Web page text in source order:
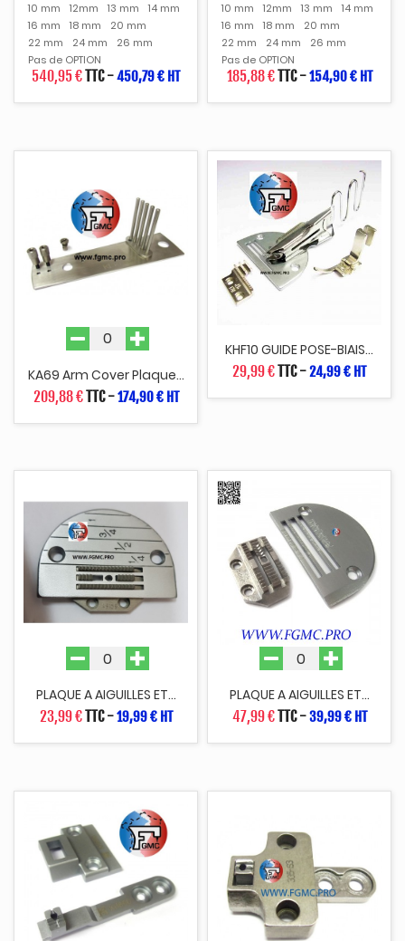
10 mm 12mm 13 mm
14 mm
16 mm
18 mm
20 mm
22 mm
24 mm
26 mm
Pas de OPTION
540,95 €TTC-450,79 € HT
10 mm 12mm 13 mm
14 mm
16 mm
18 mm
20 mm
22 mm
24 mm
26 mm
Pas de OPTION
185,88 €TTC-154,90 € HT
KA69 Arm Cover Plaque...
209,88 €TTC-174,90 € HT
KHF10 GUIDE POSE-BIAIS...
29,99 €TTC-24,99 € HT
PLAQUE A AIGUILLES ET...
23,99 €TTC-19,99 € HT
PLAQUE A AIGUILLES ET...
47,99 €TTC-39,99 € HT